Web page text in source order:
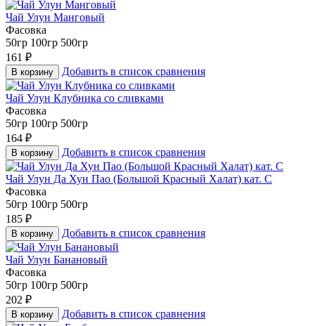
Чай Улун Манговый
Фасовка
50гр 100гр 500гр
161 ₽
В корзину Добавить в список сравнения
Чай Улун Клубника со сливками
Фасовка
50гр 100гр 500гр
164 ₽
В корзину Добавить в список сравнения
Чай Улун Да Хун Пао (Большой Красный Халат) кат. С
Фасовка
50гр 100гр 500гр
185 ₽
В корзину Добавить в список сравнения
Чай Улун Банановый
Фасовка
50гр 100гр 500гр
202 ₽
В корзину Добавить в список сравнения